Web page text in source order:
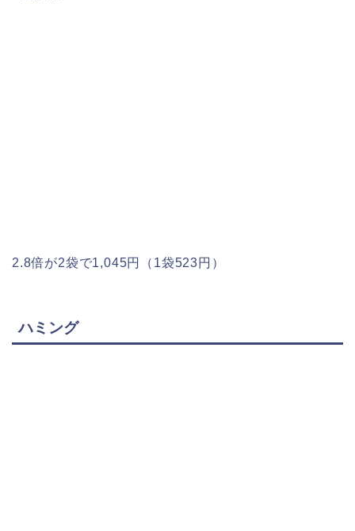
2.8倍が2袋で1,045円（1袋523円）
ハミング